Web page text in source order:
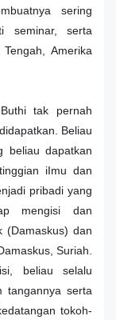
sering
seminar, serta
Amerika
tak pernah
Beliau
beliau dapatkan
iImu dan
pribadi yang
mengisi dan
(Damaskus) dan
Suriah.
beliau selalu
tangannya serta
tokoh-